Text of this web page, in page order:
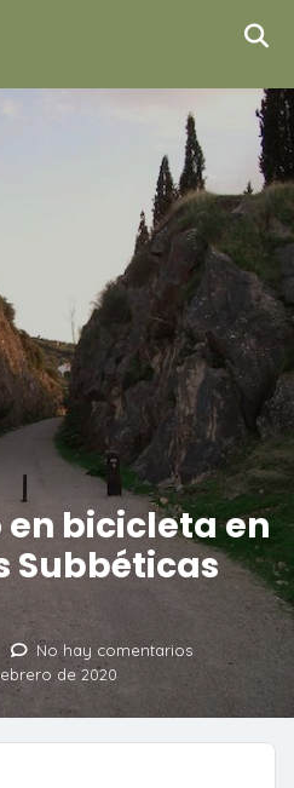
en bicicleta en
Subbéticas
No hay comentarios
de 2020